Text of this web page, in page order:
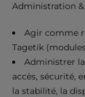
Administration
Agir comme
Tagetik
Administrer
accès, sécurité,
la stabilité, la